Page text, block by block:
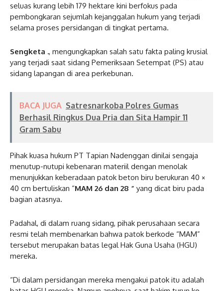
seluas kurang lebih 179 hektare kini berfokus pada
pembongkaran sejumlah kejanggalan hukum yang terjadi
selama proses persidangan di tingkat pertama.
Sengketa ., mengungkapkan salah satu fakta paling krusial
yang terjadi saat sidang Pemeriksaan Setempat (PS) atau
sidang lapangan di area perkebunan.
BACA JUGA Satresnarkoba Polres Gumas
Berhasil Ringkus Dua Pria dan Sita Hampir 11
Gram Sabu
Pihak kuasa hukum PT Tapian Nadenggan dinilai sengaja
menutup-nutupi kebenaran materiil dengan menolak
menunjukkan keberadaan patok beton biru berukuran 40 ×
40 cm bertuliskan “MAM 26 dan 28 “ yang dicat biru pada
bagian atasnya.
Padahal, di dalam ruang sidang, pihak perusahaan secara
resmi telah membenarkan bahwa patok berkode “MAM”
tersebut merupakan batas legal Hak Guna Usaha (HGU)
mereka.
“Di dalam persidangan mereka mengakui patok itu adalah